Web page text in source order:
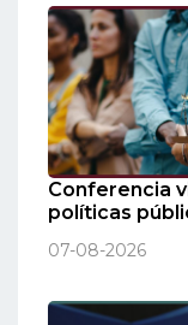
Conferencia
políticas
07-08-2026